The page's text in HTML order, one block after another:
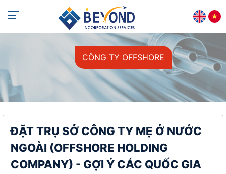
+84 813 405 565
support@beyondincorp.com
CÔNG TY OFFSHORE
ĐẶT TRỤ SỞ CÔNG TY MẸ Ở NƯỚC
NGOÀI (OFFSHORE HOLDING
COMPANY) - GỢI Ý CÁC QUỐC GIA